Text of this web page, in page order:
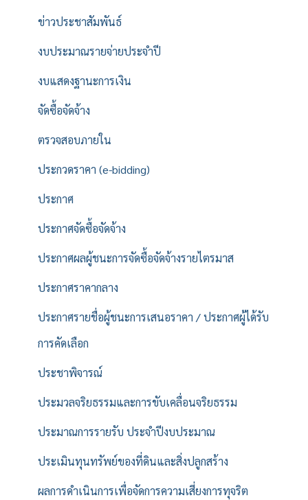
ข่าวประชาสัมพันธ์
งบประมาณรายจ่ายประจำปี
งบแสดงฐานะการเงิน
จัดซื้อจัดจ้าง
ตรวจสอบภายใน
ประกวดราคา (e-bidding)
ประกาศ
ประกาศจัดซื้อจัดจ้าง
ประกาศผลผู้ชนะการจัดซื้อจัดจ้างรายไตรมาส
ประกาศราคากลาง
ประกาศรายชื่อผู้ชนะการเสนอราคา / ประกาศผู้ได้รับ
การคัดเลือก
ประชาพิจารณ์
ประมวลจริยธรรมและการขับเคลื่อนจริยธรรม
ประมาณการรายรับ ประจำปีงบประมาณ
ประเมินทุนทรัพย์ของที่ดินและสิ่งปลูกสร้าง
ผลการดำเนินการเพื่อจัดการความเสี่ยงการทุจริต